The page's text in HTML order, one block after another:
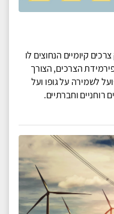
קיומיים הנחוצים לו
הצרכים, הצורך
לשמירה על גופו ועל
רוחניים וחברתיים.